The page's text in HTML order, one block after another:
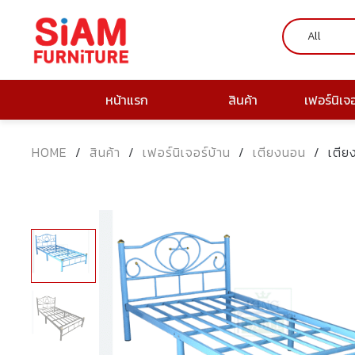
หน้าแรก สินค้า เฟอร์นิเ
HOME / สินค้า / เฟอร์นิเจอร์บ้าน / เตียงนอน / เตี